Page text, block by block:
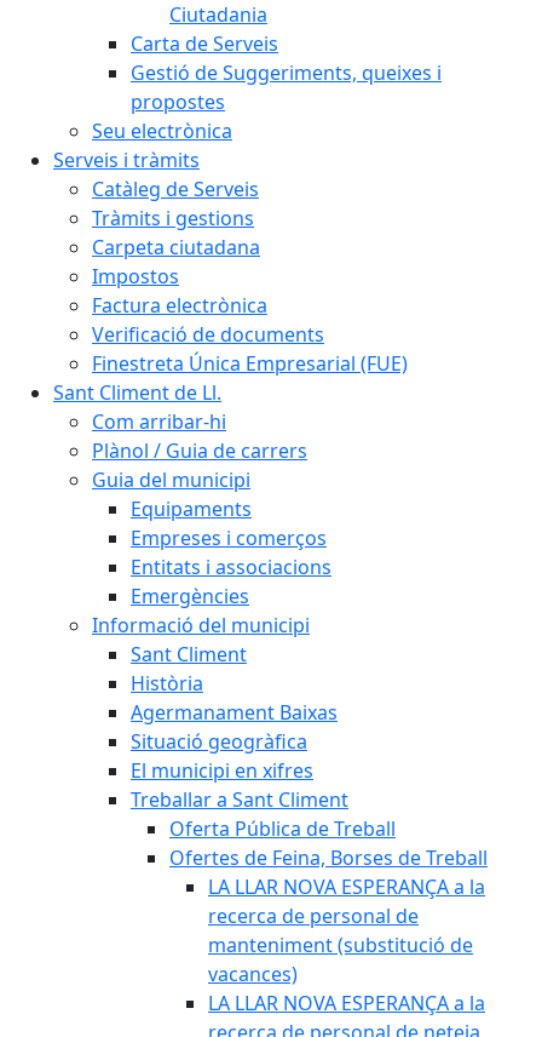
Ciutadania
Carta de Serveis
Gestió de Suggeriments, queixes i
propostes
Seu electrònica
Serveis i tràmits
Catàleg de Serveis
Tràmits i gestions
Carpeta ciutadana
Impostos
Factura electrònica
Verificació de documents
Finestreta Única Empresarial (FUE)
Sant Climent de Ll.
Com arribar-hi
Plànol / Guia de carrers
Guia del municipi
Equipaments
Empreses i comerços
Entitats i associacions
Emergències
Informació del municipi
Sant Climent
Història
Agermanament Baixas
Situació geogràfica
El municipi en xifres
Treballar a Sant Climent
Oferta Pública de Treball
Ofertes de Feina, Borses de Treball
LA LLAR NOVA ESPERANÇA a la
recerca de personal de
manteniment (substitució de
vacances)
LA LLAR NOVA ESPERANÇA a la